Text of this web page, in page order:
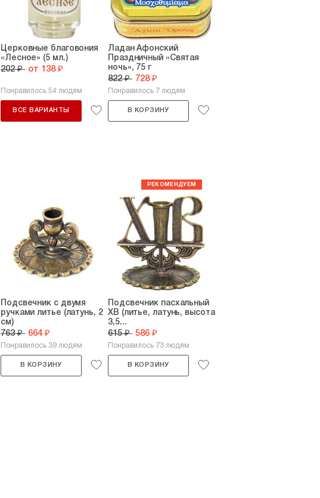
Церковные благовония
«Лесное» (5 мл.)
202 ₽ от 138 ₽
Понравилось 54 людям
ВСЕ ВАРИАНТЫ
Ладан Афонский
Праздничный «Святая
ночь», 75 г
822 ₽ 728 ₽
Понравилось 7 людям
В КОРЗИНУ
Подсвечник с двумя
ручками литье (латунь, 2
см)
763 ₽ 664 ₽
Понравилось 39 людям
В КОРЗИНУ
Подсвечник пасхальный
ХВ (литье, латунь, высота
3,5...
615 ₽ 586 ₽
Понравилось 73 людям
В КОРЗИНУ